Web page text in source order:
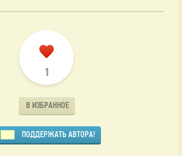
1
В ИЗБРАННОЕ
ПОДДЕРЖАТЬ АВТОРА!